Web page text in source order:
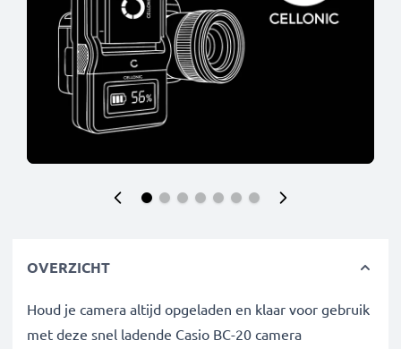
OVERZICHT
Houd je camera altijd opgeladen en klaar voor gebruik
met deze snel ladende Casio BC-20 camera